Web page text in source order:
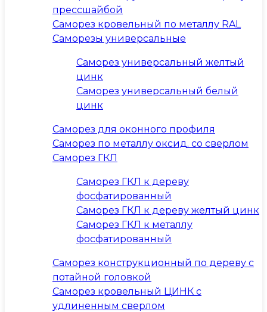
прессшайбой
Саморез кровельный по металлу RAL
Саморезы универсальные
Саморез универсальный желтый
цинк
Саморез универсальный белый
цинк
Саморез для оконного профиля
Саморез по металлу оксид. со сверлом
Саморез ГКЛ
Саморез ГКЛ к дереву
фосфатированный
Саморез ГКЛ к дереву желтый цинк
Саморез ГКЛ к металлу
фосфатированный
Саморез конструкционный по дереву с
потайной головкой
Саморез кровельный ЦИНК с
удлиненным сверлом